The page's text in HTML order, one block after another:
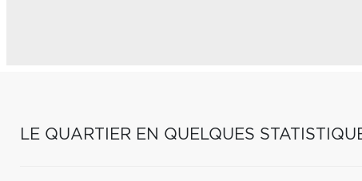
LE QUARTIER EN QUELQUES